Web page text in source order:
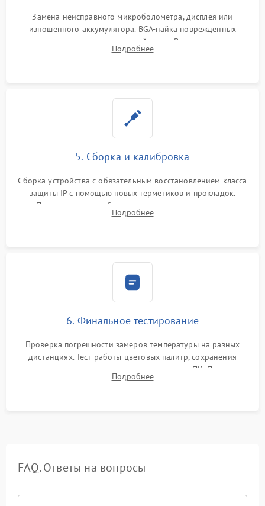
Замена неисправного микроболометра, дисплея или
изношенного аккумулятора. BGA-пайка поврежденных
контроллеров на материнской плате. Восстановление
разъемов и кнопок, замена поврежденных элементов
Подробнее
5. Сборка и калибровка
Сборка устройства с обязательным восстановлением класса
защиты IP с помощью новых герметиков и прокладок.
Программная калибровка матрицы по эталонному
абсолютно черному телу для точного измерения температур.
Подробнее
6. Финальное тестирование
Проверка погрешности замеров температуры на разных
дистанциях. Тест работы цветовых палитр, сохранения
термограмм в память и передачи данных на ПК. Проверка
автономности работы и итоговый контроль качества.
Подробнее
FAQ. Ответы на вопросы